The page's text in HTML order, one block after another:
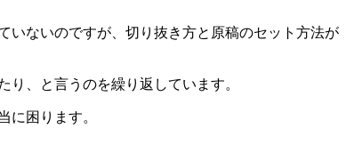
いないのですが、切り抜き方と原稿のセット方法が
、と言うのを繰り返しています。
に困ります。